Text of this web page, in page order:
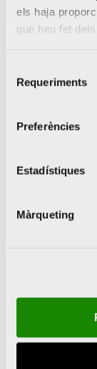
els haja
que heu fet
Requeriments
Preferències
Estadístiques
Màrqueting